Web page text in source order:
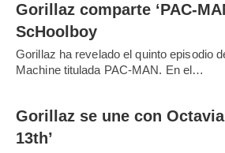
Gorillaz comparte ‘PAC-
ScHoolboy
Gorillaz ha revelado el quinto episodio
Machine titulada PAC-MAN. En el…
Gorillaz se une con
13th’